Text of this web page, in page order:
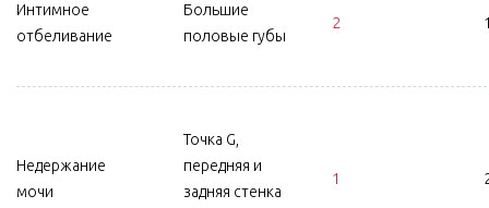
Интимное
отбеливание
Большие
половые губы
2
Недержание
мочи
Точка G,
передняя и
задняя стенка
1